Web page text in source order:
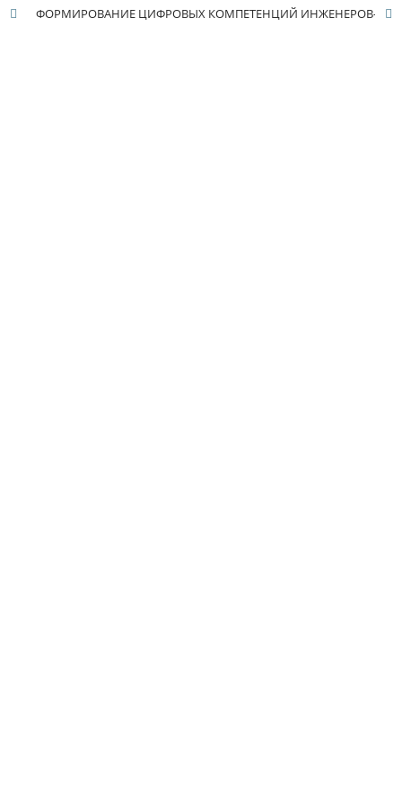
ФОРМИРОВАНИЕ ЦИФРОВЫХ КОМПЕТЕНЦИЙ ИНЖЕНЕРОВ-ЭКОНОМИСТОВ В СИСТЕМЕ ВЫСШЕГО ОБРАЗОВАНИЯ КАК ФАКТОР ПОВЫШЕНИЯ ЭФФЕКТИВНОСТИ ПРОМЫШЛЕННЫХ ПРЕДПРИЯТИЙ